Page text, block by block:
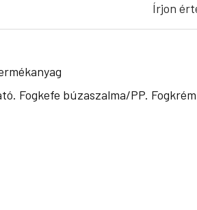
Írjon
Fogkefe búzaszalma/PP.